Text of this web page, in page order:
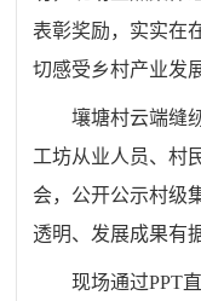
表彰奖励，实实在
切感受乡村产业发
壤塘村云端缝
工坊从业人员、村
会，公开公示村级
透明、发展成果有
现场通过PPT